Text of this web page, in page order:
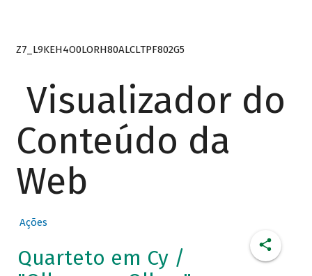
Z7_L9KEH4O0LORH80ALCLTPF802G5
Visualizador do
Conteúdo da
Web
Ações
Quarteto em Cy /